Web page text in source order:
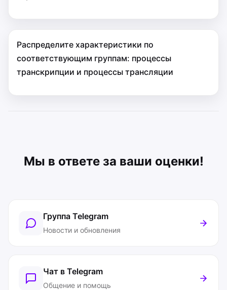
Распределите характеристики по
соответствующим группам: процессы
транскрипции и процессы трансляции
Мы в ответе за ваши оценки!
Группа Telegram
Новости и обновления
Чат в Telegram
Общение и помощь